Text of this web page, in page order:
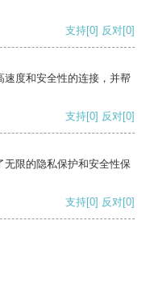
支持[0] 反对[0]
度和安全性的连接，并帮
支持[0] 反对[0]
限的隐私保护和安全性保
支持[0] 反对[0]